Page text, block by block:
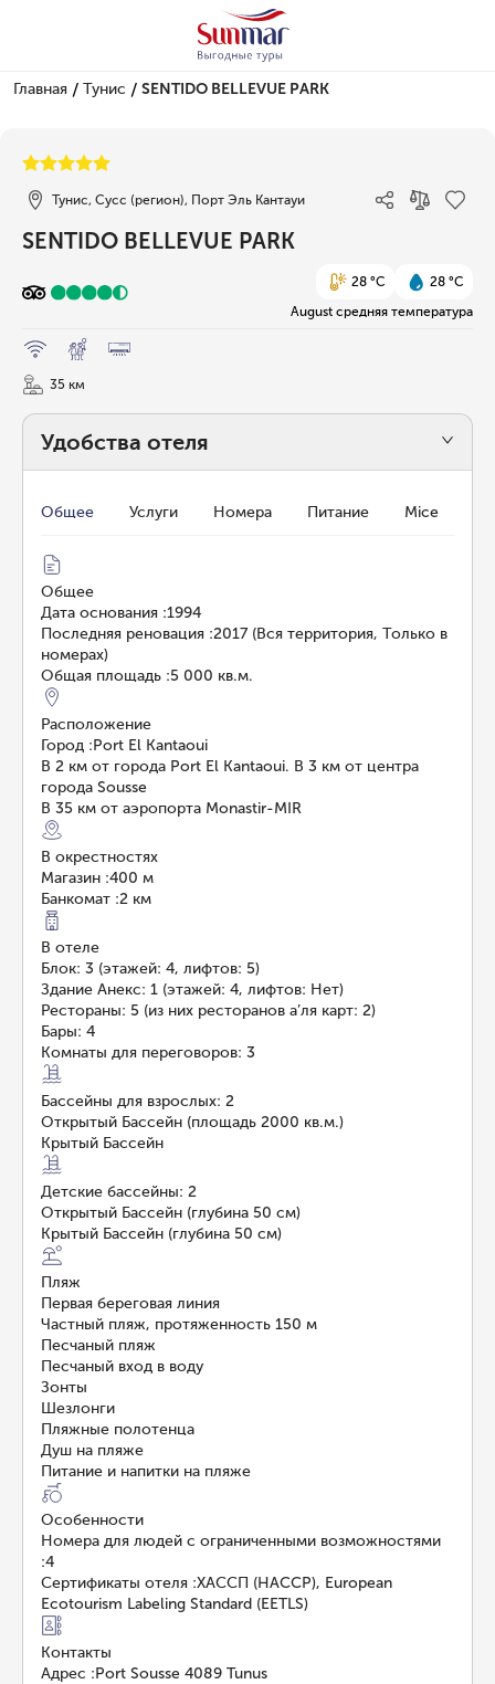
Главная / Тунис / SENTIDO BELLEVUE PARK
Тунис, Сусс (регион), Порт Эль Кантауи
SENTIDO BELLEVUE PARK
28 °C
28 °C
August средняя температура
35 км
Удобства отеля
Общее Услуги Номера Питание Mice
Общее
Дата основания :1994
Последняя реновация :2017 (Вся территория, Только в
номерах)
Общая площадь :5 000 кв.м.
Расположение
Город :Port El Kantaoui
В 2 км от города Port El Kantaoui. В 3 км от центра
города Sousse
В 35 км от аэропорта Monastir-MIR
В окрестностях
Магазин :400 м
Банкомат :2 км
В отеле
Блок: 3 (этажей: 4, лифтов: 5)
Здание Анекс: 1 (этажей: 4, лифтов: Нет)
Рестораны: 5 (из них ресторанов а’ля карт: 2)
Бары: 4
Комнаты для переговоров: 3
Бассейны для взрослых: 2
Открытый Бассейн (площадь 2000 кв.м.)
Крытый Бассейн
Детские бассейны: 2
Открытый Бассейн (глубина 50 см)
Крытый Бассейн (глубина 50 см)
Пляж
Первая береговая линия
Частный пляж, протяженность 150 м
Песчаный пляж
Песчаный вход в воду
Зонты
Шезлонги
Пляжные полотенца
Душ на пляже
Питание и напитки на пляже
Особенности
Номера для людей с ограниченными возможностями
:4
Сертификаты отеля :ХАССП (HACCP), European
Ecotourism Labeling Standard (EETLS)
Контакты
Адрес :Port Sousse 4089 Tunus